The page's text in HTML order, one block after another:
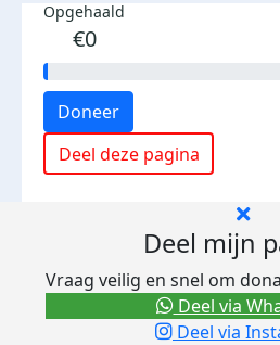
Opgehaald
€0
Doneer
Deel deze pagina
Deel mijn
Vraag veilig en snel om
Deel via
Deel via